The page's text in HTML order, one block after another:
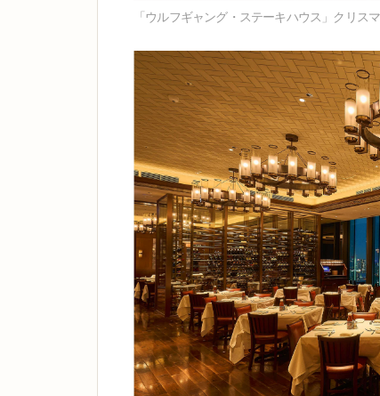
「ウルフギャング・ステーキハウス」クリス